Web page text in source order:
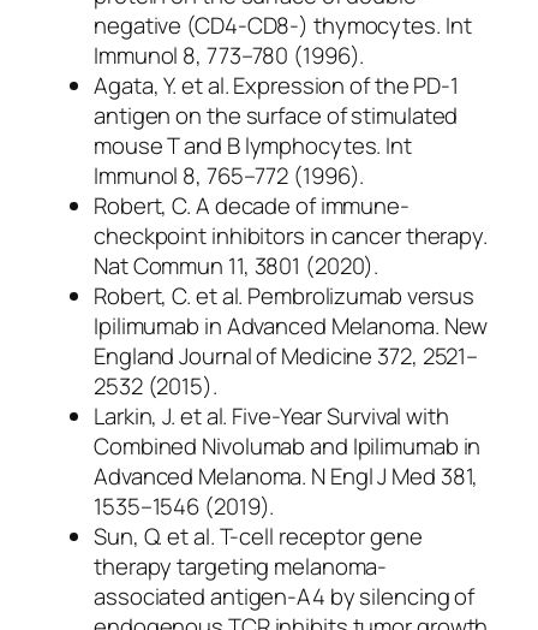
negative (CD4-CD8-) thymocytes. Int
Immunol 8, 773–780 (1996).
Agata, Y. et al. Expression of the PD-1
antigen on the surface of stimulated
mouse T and B lymphocytes. Int
Immunol 8, 765–772 (1996).
Robert, C. A decade of immune-
checkpoint inhibitors in cancer therapy.
Nat Commun 11, 3801 (2020).
Robert, C. et al. Pembrolizumab versus
Ipilimumab in Advanced Melanoma. New
England Journal of Medicine 372, 2521–
2532 (2015).
Larkin, J. et al. Five-Year Survival with
Combined Nivolumab and Ipilimumab in
Advanced Melanoma. N Engl J Med 381,
1535–1546 (2019).
Sun, Q. et al. T-cell receptor gene
therapy targeting melanoma-
associated antigen-A4 by silencing of